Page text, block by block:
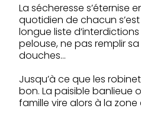
La sécheresse s’éternise
quotidien de chacun
longue liste
pelouse, ne pas remplir
douches…
Jusqu’à ce que les
bon. La paisible banlieue
famille vire alors à la zone